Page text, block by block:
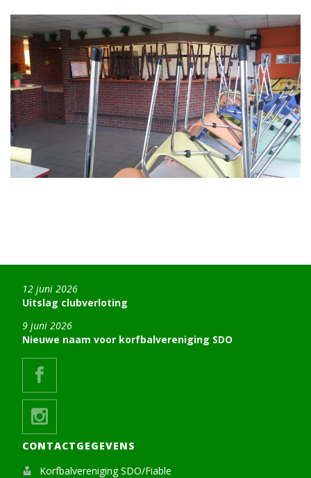
Uitslag clubverloting
12 juni 2026
Nieuwe naam voor korfbalvereniging SDO
9 juni 2026
CONTACTGEGEVENS
Korfbalvereniging SDO/Fiable